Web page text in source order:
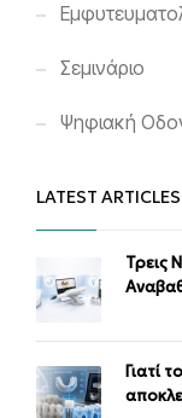
Σεμινάριο
Ψηφιακή
LATEST ARTICLES
Τρεις
Γιατί